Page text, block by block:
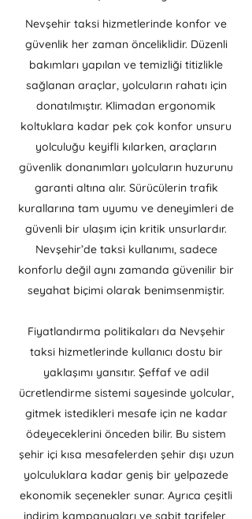
Nevşehir taksi hizmetlerinde konfor ve
güvenlik her zaman önceliklidir. Düzenli
bakımları yapılan ve temizliği titizlikle
sağlanan araçlar, yolcuların rahatı için
donatılmıştır. Klimadan ergonomik
koltuklara kadar pek çok konfor unsuru
yolculuğu keyifli kılarken, araçların
güvenlik donanımları yolcuların huzurunu
garanti altına alır. Sürücülerin trafik
kurallarına tam uyumu ve deneyimleri de
güvenli bir ulaşım için kritik unsurlardır.
Nevşehir’de taksi kullanımı, sadece
konforlu değil aynı zamanda güvenilir bir
seyahat biçimi olarak benimsenmiştir.
Fiyatlandırma politikaları da Nevşehir
taksi hizmetlerinde kullanıcı dostu bir
yaklaşımı yansıtır. Şeffaf ve adil
ücretlendirme sistemi sayesinde yolcular,
gitmek istedikleri mesafe için ne kadar
ödeyeceklerini önceden bilir. Bu sistem
şehir içi kısa mesafelerden şehir dışı uzun
yolculuklara kadar geniş bir yelpazede
ekonomik seçenekler sunar. Ayrıca çeşitli
indirim kampanyaları ve sabit tarifeler,